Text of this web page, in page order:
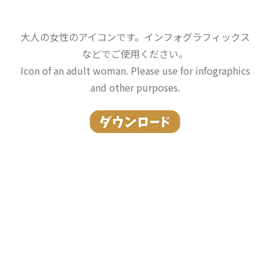
大人の女性のアイコンです。インフォグラフィックス
などでご使用ください。
Icon of an adult woman. Please use for infographics
and other purposes.